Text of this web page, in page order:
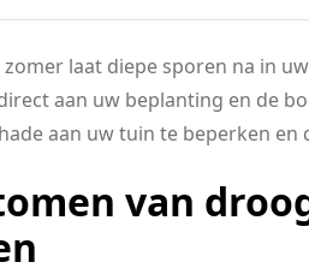
laat diepe sporen na in
aan uw beplanting en de
aan uw tuin te beperken
van